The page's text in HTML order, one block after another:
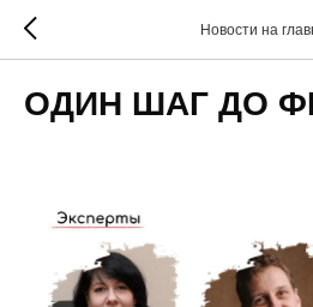
Новости на
ОДИН ШАГ ДО